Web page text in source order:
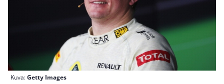
Kuva:Getty Images